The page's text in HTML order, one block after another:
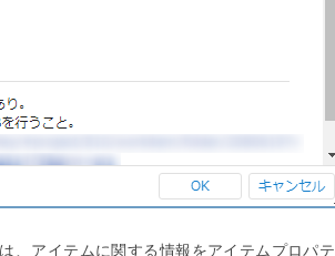
、アイテムに関する情報をアイテムプロパ